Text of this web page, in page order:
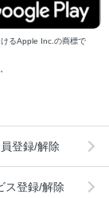
るApple Inc.の商標で
登録/解除
ス登録/解除